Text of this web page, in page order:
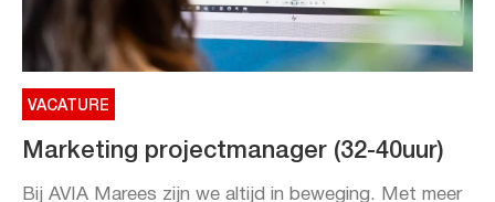
VACATURE
Marketing projectmanager (32-40uur)
Bij AVIA Marees zijn we altijd in beweging. Met meer